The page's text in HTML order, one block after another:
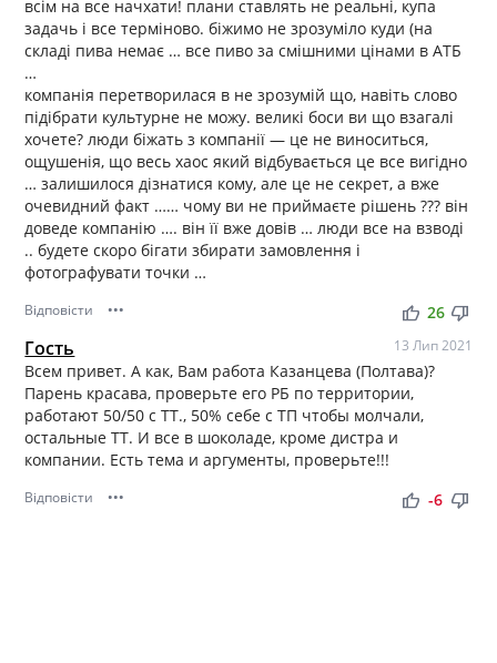
всім на все начхати! плани ставлять не реальні, купа
задачь і все терміново. біжимо не зрозуміло куди (на
складі пива немає … все пиво за смішними цінами в АТБ
…
компанія перетворилася в не зрозумій що, навіть слово
підібрати культурне не можу. великі боси ви що взагалі
хочете? люди біжать з компанії — це не виноситься,
ощушенія, що весь хаос який відбувається це все вигідно
… залишилося дізнатися кому, але це не секрет, а вже
очевидний факт …… чому ви не приймаєте рішень ??? він
доведе компанію …. він її вже довів … люди все на взводі
.. будете скоро бігати збирати замовлення і
фотографувати точки …
Відповісти ••• thumb_up thumb_down
26
Гость 13 Лип 2021
Всем привет. А как, Вам работа Казанцева (Полтава)?
Парень красава, проверьте его РБ по территории,
работают 50/50 с ТТ., 50% себе с ТП чтобы молчали,
остальные ТТ. И все в шоколаде, кроме дистра и
компании. Есть тема и аргументы, проверьте!!!
Відповісти ••• thumb_up thumb_down
-6